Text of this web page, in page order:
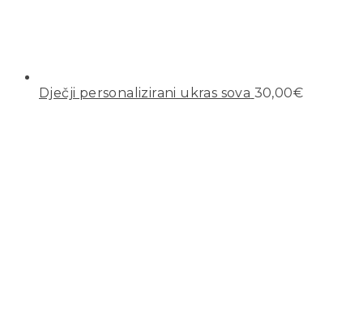
Dječji personalizirani ukras sova 30,00€